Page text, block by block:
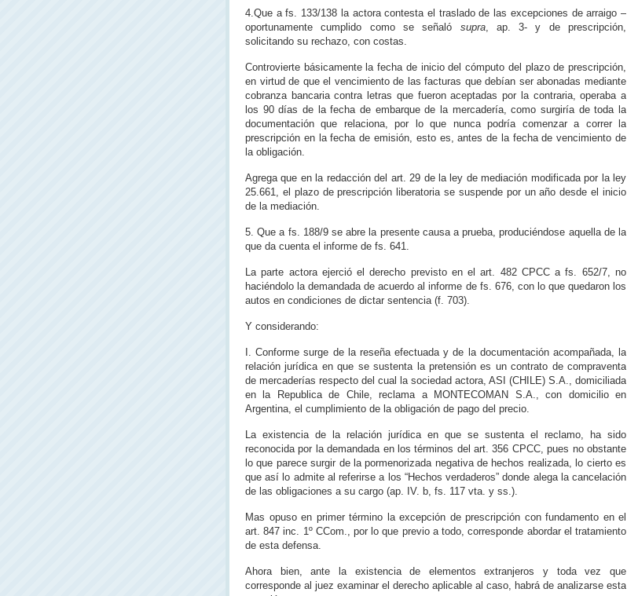
4.Que a fs. 133/138 la actora contesta el traslado de las excepciones de arraigo –
oportunamente cumplido como se señaló supra, ap. 3- y de prescripción,
solicitando su rechazo, con costas.
Controvierte básicamente la fecha de inicio del cómputo del plazo de prescripción,
en virtud de que el vencimiento de las facturas que debían ser abonadas mediante
cobranza bancaria contra letras que fueron aceptadas por la contraria, operaba a
los 90 días de la fecha de embarque de la mercadería, como surgiría de toda la
documentación que relaciona, por lo que nunca podría comenzar a correr la
prescripción en la fecha de emisión, esto es, antes de la fecha de vencimiento de
la obligación.
Agrega que en la redacción del art. 29 de la ley de mediación modificada por la ley
25.661, el plazo de prescripción liberatoria se suspende por un año desde el inicio
de la mediación.
5. Que a fs. 188/9 se abre la presente causa a prueba, produciéndose aquella de la
que da cuenta el informe de fs. 641.
La parte actora ejerció el derecho previsto en el art. 482 CPCC a fs. 652/7, no
haciéndolo la demandada de acuerdo al informe de fs. 676, con lo que quedaron los
autos en condiciones de dictar sentencia (f. 703).
Y considerando:
I. Conforme surge de la reseña efectuada y de la documentación acompañada, la
relación jurídica en que se sustenta la pretensión es un contrato de compraventa
de mercaderías respecto del cual la sociedad actora, ASI (CHILE) S.A., domiciliada
en la Republica de Chile, reclama a MONTECOMAN S.A., con domicilio en
Argentina, el cumplimiento de la obligación de pago del precio.
La existencia de la relación jurídica en que se sustenta el reclamo, ha sido
reconocida por la demandada en los términos del art. 356 CPCC, pues no obstante
lo que parece surgir de la pormenorizada negativa de hechos realizada, lo cierto es
que así lo admite al referirse a los “Hechos verdaderos” donde alega la cancelación
de las obligaciones a su cargo (ap. IV. b, fs. 117 vta. y ss.).
Mas opuso en primer término la excepción de prescripción con fundamento en el
art. 847 inc. 1º CCom., por lo que previo a todo, corresponde abordar el tratamiento
de esta defensa.
Ahora bien, ante la existencia de elementos extranjeros y toda vez que
corresponde al juez examinar el derecho aplicable al caso, habrá de analizarse esta